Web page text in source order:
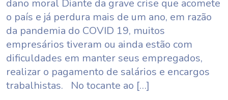
dano moral Diante da grave crise que acomete
o país e já perdura mais de um ano, em razão
da pandemia do COVID 19, muitos
empresários tiveram ou ainda estão com
dificuldades em manter seus empregados,
realizar o pagamento de salários e encargos
trabalhistas. No tocante ao […]